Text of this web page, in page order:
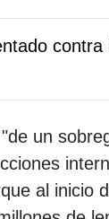
un
al inicio